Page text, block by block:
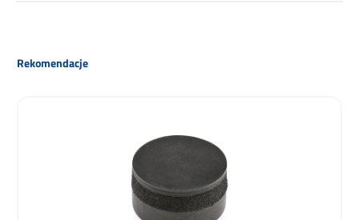
Pomiń galerię produktów
Rekomendacje